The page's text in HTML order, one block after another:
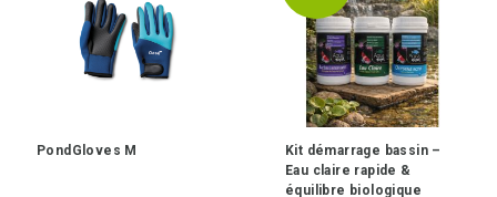
PondGloves M
Kit démarrage bassin –
Eau claire rapide &
équilibre biologique